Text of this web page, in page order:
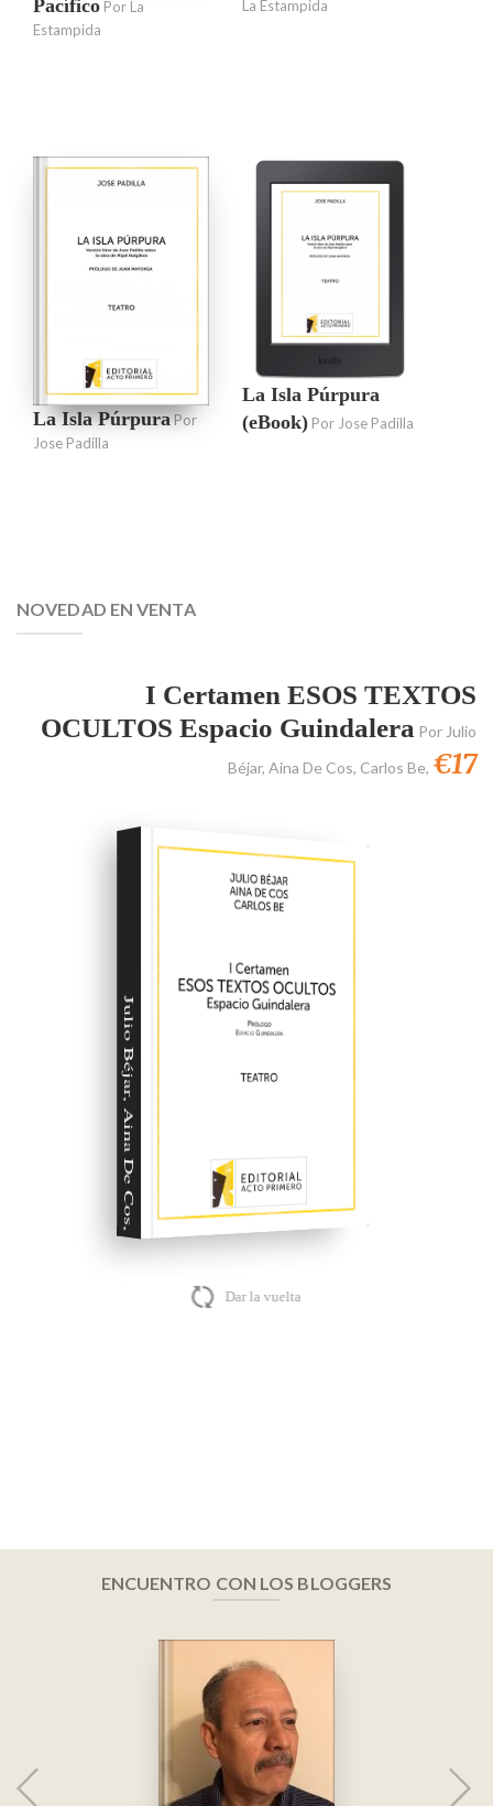
Pacífico Por La
Estampida
La Estampida
La Isla PúrpuraPor
Jose Padilla
La Isla Púrpura
(eBook) Por Jose Padilla
NOVEDAD EN VENTA
I Certamen ESOS TEXTOS
OCULTOS Espacio Guindalera Por Julio
Béjar, Aina De Cos, Carlos Be, €17
Julio Béjar, Aina De Cos, Carlos Be, Dar la vuelta
ENCUENTRO CON LOS BLOGGERS